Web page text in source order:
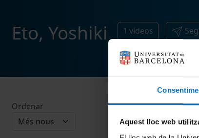
Aquest lloc web
Eto, Yoshiki 1 vídeos
Ordenar